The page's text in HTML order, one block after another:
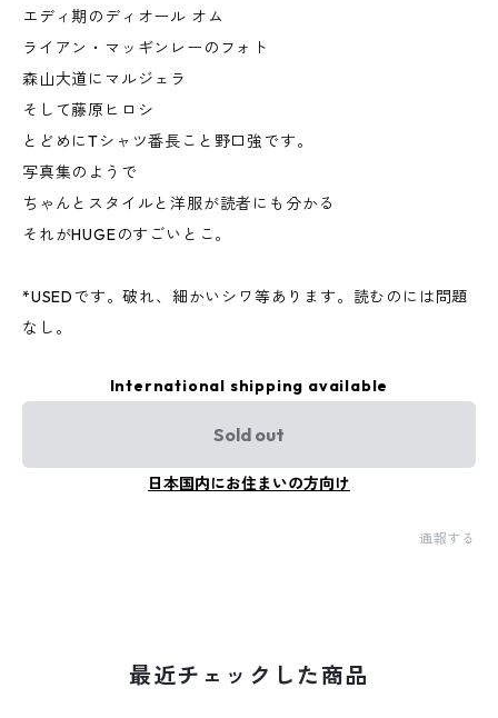
エディ期のディオール オム
ライアン・マッギンレーのフォト
森山大道にマルジェラ
そして藤原ヒロシ
とどめにTシャツ番長こと野口強です。
写真集のようで
ちゃんとスタイルと洋服が読者にも分かる
それがHUGEのすごいとこ。
*USEDです。破れ、細かいシワ等あります。読むのには問題
なし。
International shipping available
Sold out
日本国内にお住まいの方向け
通報する
最近チェックした商品